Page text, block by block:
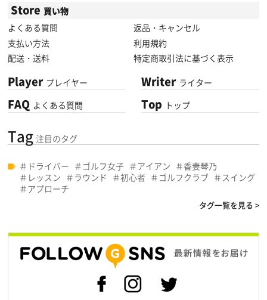
Store 買い物
よくある質問
返品・キャンセル
支払い方法
利用規約
配送・送料
特定商取引法に基づく表示
Player プレイヤー
FAQ よくある質問
Writer ライター
Top トップ
Tag 注目のタグ
ドライバー ゴルフ女子 アイアン
香妻琴乃
レッスン
ラウンド 初心者 ゴルフクラブ
スイング
アプローチ
タグ一覧を見る >